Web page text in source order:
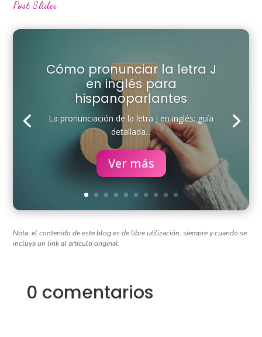
Post Slider
Cómo pronunciar la letra J
en inglés para
hispanoparlantes
La pronunciación de la letra J en inglés: guía
detallada...
Ver más
Nota: el contenido de este blog es de libre utilización, siempre y cuando se
incluya un link al artículo original.
0 comentarios